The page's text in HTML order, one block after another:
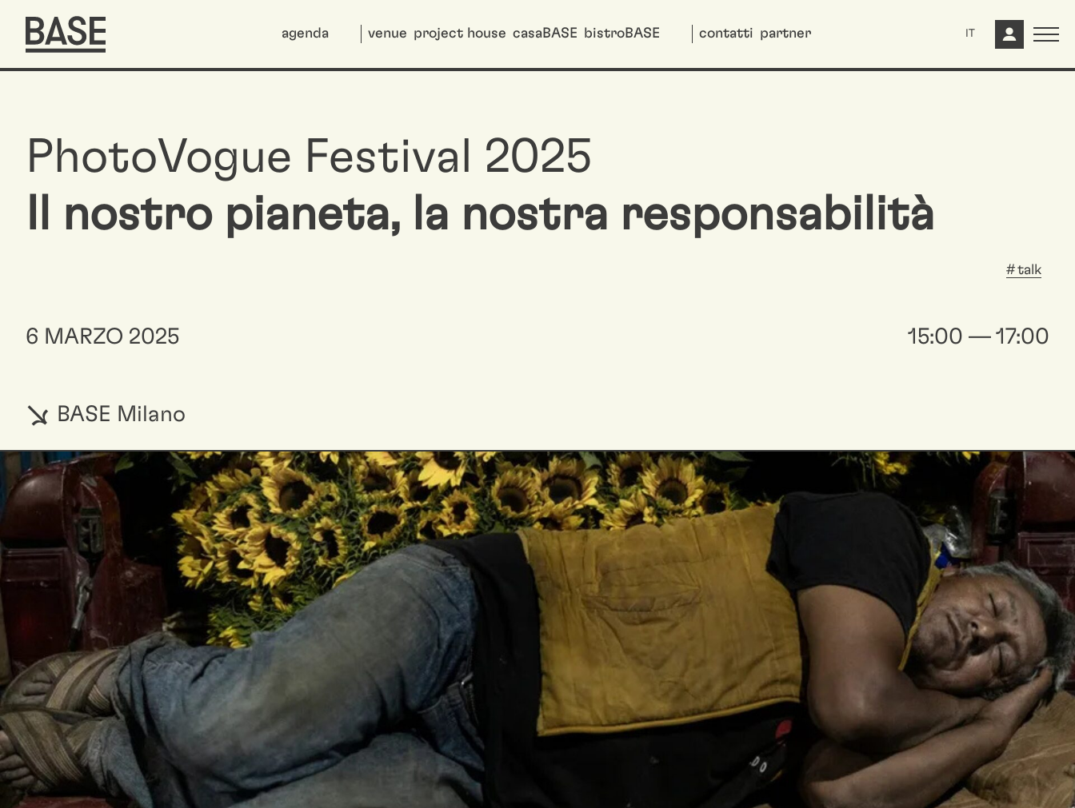
agenda venue project house casaBASE bistroBASE contatti partner IT
PhotoVogue Festival 2025
Il nostro pianeta, la nostra responsabilità
talk
6 MARZO 2025 15:00 — 17:00
BASE Milano